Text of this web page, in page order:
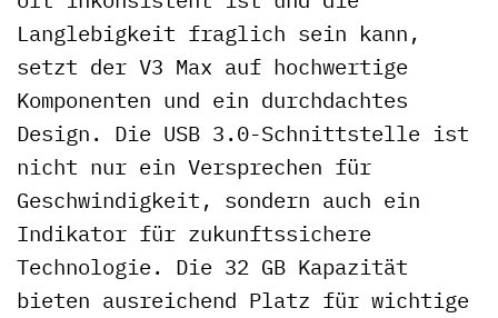
Langlebigkeit fraglich sein kann,
setzt der V3 Max auf hochwertige
Komponenten und ein durchdachtes
Design. Die USB 3.0-Schnittstelle ist
nicht nur ein Versprechen für
Geschwindigkeit, sondern auch ein
Indikator für zukunftssichere
Technologie. Die 32 GB Kapazität
bieten ausreichend Platz für wichtige